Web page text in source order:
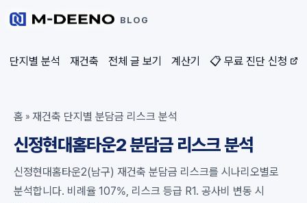
BLOG
단지별 분석 재건축 전체 글 보기 계산기 📋 무료 진단 신청
홈 » 재건축 단지별 분담금 리스크 분석
신정현대홈타운2 분담금 리스크 분석
신정현대홈타운2(남구) 재건축 분담금 리스크를 시나리오별로
분석합니다. 비례율 107%, 리스크 등급 R1. 공사비 변동 시